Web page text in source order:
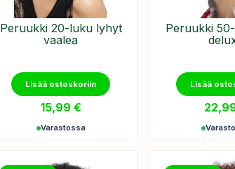
Peruukki 20-luku lyhyt
vaalea
Lisää ostoskoriin
15,99 €
Varastossa
Peruukki
Lisää